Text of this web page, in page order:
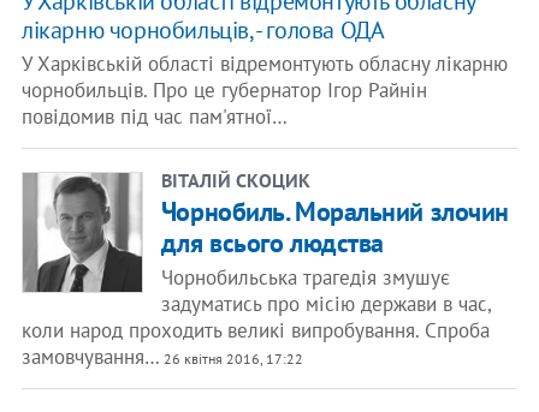
лікарню чорнобильців, - голова ОДА
У Харківській області відремонтують обласну лікарню
чорнобильців. Про це губернатор Ігор Райнін
повідомив під час пам'ятної…
ВІТАЛІЙ СКОЦИК
Чорнобиль. Моральний злочин
для всього людства
Чорнобильська трагедія змушує
задуматись про місію держави в час,
коли народ проходить великі випробування. Спроба
замовчування… 26 квітня 2016, 17:22